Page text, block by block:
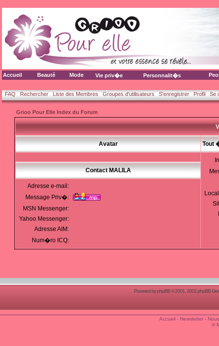
Accueil Beauté Mode Vie priv�e Personnalit�s
FAQ Rechercher Liste des Membres Groupes d'utilisateurs S'enregistrer Profil Se
Grioo Pour Elle Index du Forum
Avatar Tout
Contact MALILA
Adresse e-mail:
Message Priv�:
MSN Messenger:
Yahoo Messenger:
Adresse AIM:
Num�ro ICQ:
Powered byphpBB© 2001, 2002 phpBB
Accueil- Newsletter-
©